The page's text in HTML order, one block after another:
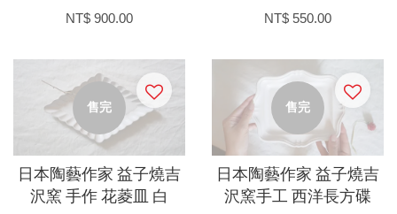
NT$ 900.00 NT$ 550.00
售完
日本陶藝作家 益子燒吉
沢窯 手作 花菱皿 白
售完
日本陶藝作家 益子燒吉
沢窯手工 西洋長方碟